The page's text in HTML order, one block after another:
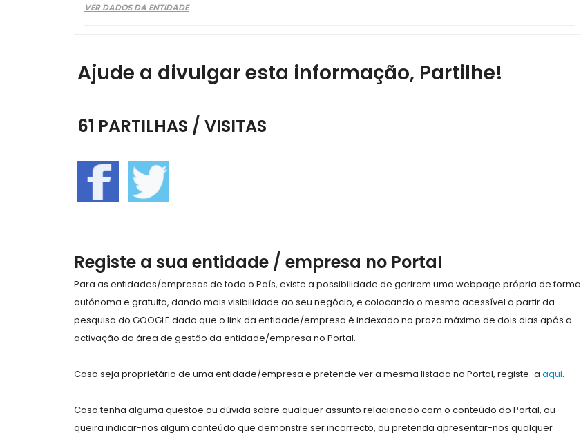
VER DADOS DA ENTIDADE
Ajude a divulgar esta informação, Partilhe!
61 PARTILHAS / VISITAS
Registe a sua entidade / empresa no Portal
Para as entidades/empresas de todo o País, existe a possibilidade de gerirem uma webpage própria de forma
autónoma e gratuita, dando mais visibilidade ao seu negócio, e colocando o mesmo acessível a partir da
pesquisa do GOOGLE dado que o link da entidade/empresa é indexado no prazo máximo de dois dias após a
activação da área de gestão da entidade/empresa no Portal.
Caso seja proprietário de uma entidade/empresa e pretende ver a mesma listada no Portal, registe-a aqui.
Caso tenha alguma questõe ou dúvida sobre qualquer assunto relacionado com o conteúdo do Portal, ou
queira indicar-nos algum conteúdo que demonstre ser incorrecto, ou pretenda apresentar-nos qualquer